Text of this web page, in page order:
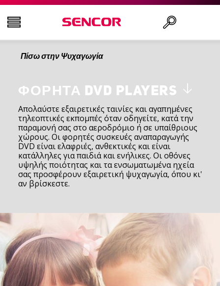
ΤΗΛΕΟΡΆΣΕΙΣ
ΕΙΚΌΝΑ & ΉΧΟΣ
ΟΙΚΙΑΚΌΣ ΕΞΟΠΛΙΣΜΌΣ
ΝΟΙΚΟΚΥΡΙΌ
ΥΓΕΊΑ ΚΑΙ ΟΜΟΡΦΙΆ
Πίσω στην Ψυχαγωγία
ΦΟΡΗΤΆ DVD PLAYERS
Απολαύστε εξαιρετικές ταινίες και αγαπημένες
τηλεοπτικές εκπομπές όταν οδηγείτε, κατά την
παραμονή σας στο αεροδρόμιο ή σε υπαίθριους
χώρους. Οι φορητές συσκευές αναπαραγωγής
DVD είναι ελαφριές, ανθεκτικές και είναι
κατάλληλες για παιδιά και ενήλικες. Οι οθόνες
υψηλής ποιότητας και τα ενσωματωμένα ηχεία
σας προσφέρουν εξαιρετική ψυχαγωγία, όπου κι'
αν βρίσκεστε.